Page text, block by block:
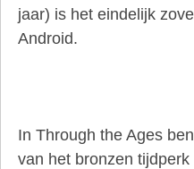
jaar) is het eindelijk
Android.
In Through the Ages
van het bronzen